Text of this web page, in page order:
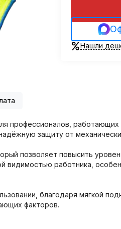
Нашли
профессионалов,
защиту от
позволяет повысить
работника,
благодаря мягкой
факторов.